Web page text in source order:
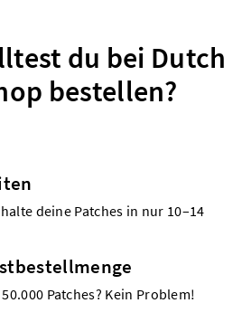
du bei Dutch
bestellen?
deine Patches in nur 10–14
Patches? Kein Problem!